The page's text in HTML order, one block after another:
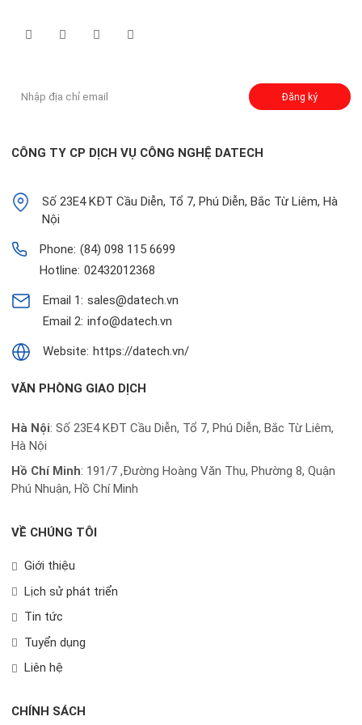
Đăng ký
CÔNG TY CP DỊCH VỤ CÔNG NGHỆ DATECH
Số 23E4 KĐT Cầu Diễn, Tổ 7, Phú Diễn, Bắc Từ Liêm, Hà
Nội
Phone: (84) 098 115 6699
Hotline: 02432012368
Email 1: sales@datech.vn
Email 2: info@datech.vn
Website: https://datech.vn/
VĂN PHÒNG GIAO DỊCH
Hà Nội: Số 23E4 KĐT Cầu Diễn, Tổ 7, Phú Diễn, Bắc Từ Liêm,
Hà Nội
Hồ Chí Minh: 191/7 ,Đường Hoàng Văn Thụ, Phường 8, Quận
Phú Nhuận, Hồ Chí Minh
VỀ CHÚNG TÔI
Giới thiệu
Lịch sử phát triển
Tin tức
Tuyển dụng
Liên hệ
CHÍNH SÁCH